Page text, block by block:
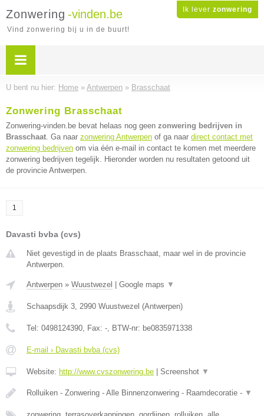
Ik lever zonwering
Zonwering -vinden.be
Vind zonwering bij u in de buurt!
U bent nu hier: Home » Antwerpen » Brasschaat
Zonwering Brasschaat
Zonwering-vinden.be bevat helaas nog geen zonwering bedrijven in
Brasschaat. Ga naar zonwering Antwerpen of ga naar direct contact met
zonwering bedrijven om via één e-mail in contact te komen met meerdere
zonwering bedrijven tegelijk. Hieronder worden nu resultaten getoond uit
de provincie Antwerpen.
1
Davasti bvba (cvs)
Niet gevestigd in de plaats Brasschaat, maar wel in de provincie
Antwerpen.
Antwerpen » Wuustwezel Google maps ▼
Schaapsdijk 3, 2990 Wuustwezel (Antwerpen)
Tel: 0498124390, Fax: -, BTW-nr: be0835971338
E-mail › Davasti bvba (cvs)
Website: http://www.cvszonwering.be Screenshot ▼
Rolluiken - Zonwering - Alle Binnenzonwering - Raamdecoratie - ▼